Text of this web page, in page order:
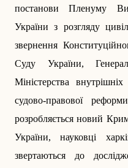
постанови Пленуму
України з розгляду
звернення
Суду України,
Міністерства
судово-правової
розробляється новий
України, науковці
звертаються до